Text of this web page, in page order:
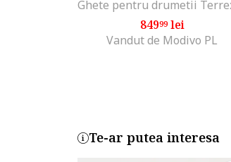
84999lei
Vandut de Modivo PL
Te-ar putea interesa